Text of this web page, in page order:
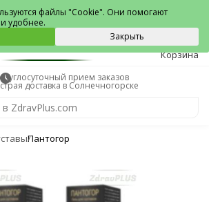
0
Корзина
Круглосуточный прием заказов
доставка в Солнечногорске
Пантогор
файлы "Cookie". Они помогают
удобнее.
Закрыть